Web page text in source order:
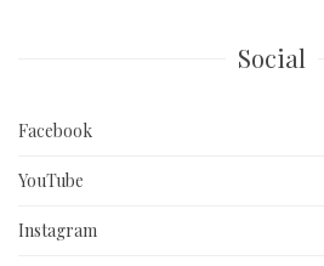
Social
Facebook
YouTube
Instagram